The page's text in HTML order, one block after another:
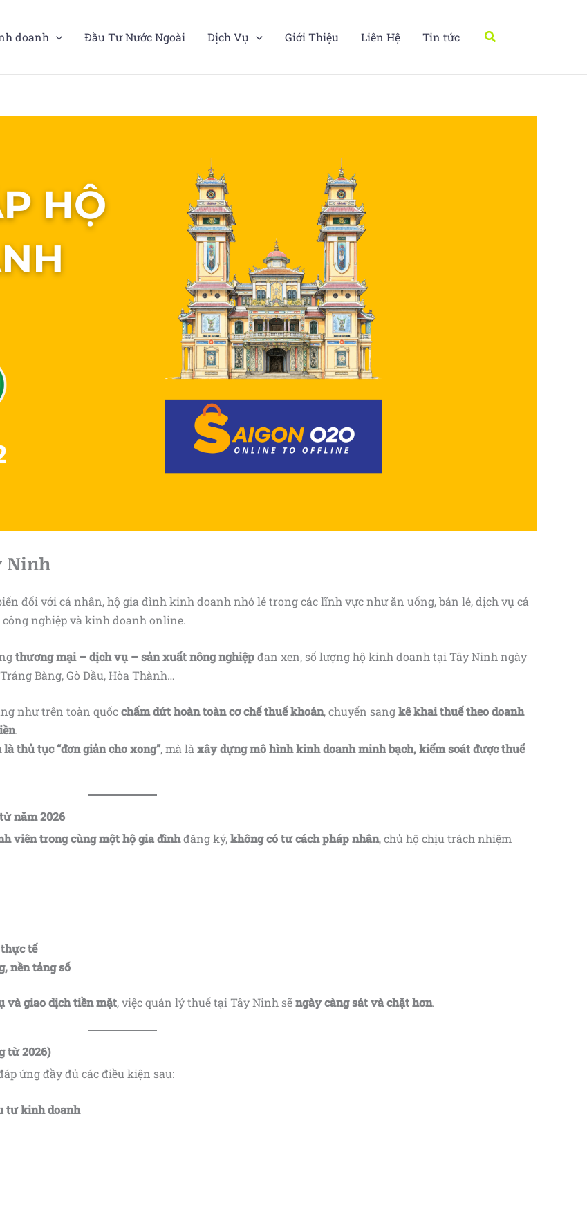
doanh Đầu Tư Nước Ngoài Dịch Vụ Giới Thiệu Liên Hệ Tin tức
Tìm
Ninh
đối với cá nhân, hộ gia đình kinh doanh nhỏ lẻ trong các lĩnh vực như ăn uống, bán lẻ, dịch vụ cá
nghiệp và kinh doanh online.
thương mại – dịch vụ – sản xuất nông nghiệpđan xen, số lượng hộ kinh doanh tại Tây Ninh ngày
Bàng, Gò Dầu, Hòa Thành…
như trên toàn quốcchấm dứt hoàn toàn cơ chế thuế khoán, chuyển sangkê khai thuế theo doanh
.
thủ tục “đơn giản cho xong”, mà là xây dựng mô hình kinh doanh minh bạch, kiểm soát được thuế
năm 2026
viên trong cùng một hộ gia đìnhđăng ký,không có tư cách pháp nhân, chủ hộ chịu trách nhiệm
tế
nền tảng số
và giao dịch tiền mặt, việc quản lý thuế tại Tây Ninh sẽngày càng sát và chặt hơn.
từ 2026)
ứng đầy đủ các điều kiện sau:
tư kinh doanh